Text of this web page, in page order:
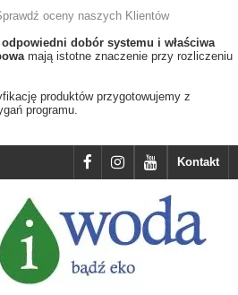
oceny naszych Klientów
odpowiedni dobór systemu i właściwa
mają istotne znaczenie przy rozliczeniu
produktów przygotowujemy z
programu.
Kontakt